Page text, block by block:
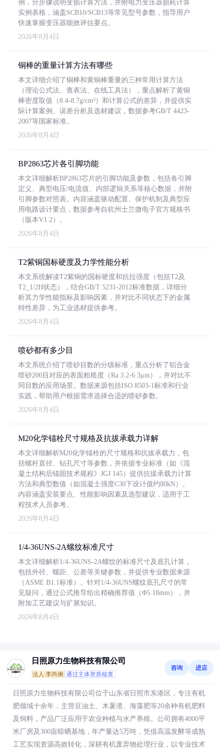
例，分步骤说明变损计算方法，并附电力变压器损耗计算
实例表格，涵盖SCB10/SCB13等常见型号参数，指导用户
快速掌握变压器能效评估要点。
2026年8月4日
铜棒的重量计算方法有哪些
本文详细介绍了铜棒和黄铜棒重量的三种常用计算方法
（理论公式法、查表法、在线工具法），重点解析了黄铜
棒密度取值（8.4-8.7g/cm³）和计算公式的差异，并提供实
际计算案例、误差分析及选材建议，数据参考GB/T 4423-
2007等国家标准。
2026年8月4日
BP2863芯片各引脚功能
本文详细解析BP2863芯片的引脚功能及参数，包括各引脚
定义、典型电压/电流值、内部逻辑关系等核心数据，并附
引脚参数对照表。内容涵盖驱动配置、保护机制及典型应
用电路设计要点，数据参考自杭州士兰微电子官方规格书
（版本V1.2）。
2026年8月4日
T2紫铜国标硬度及力学性能分析
本文系统解读T2紫铜的国标硬度和抗拉强度（包括T2及
T2_1/2H状态），结合GB/T 5231-2012标准数据，详细分
析其力学性能指标及影响因素，并对比不同状态下的金属
特性差异，为工业选材提供参考。
2026年8月4日
喷砂都有多少目
本文系统介绍了喷砂目数的分级标准，重点分析了铝合金
喷砂200目对应的表面粗糙度（Ra 3.2-6.3μm），并对比不
同目数的应用场景。数据来源包括ISO 8503-1标准和行业
实践，帮助用户根据需求选择合适的喷砂参数。
2026年8月4日
M20化学锚栓尺寸规格及抗拔承载力详解
本文详细解析M20化学锚栓的尺寸规格和抗拔承载力，包
括螺杆直径、钻孔尺寸等参数，并依据专业标准（如《混
凝土结构后锚固技术规程》JGJ 145）提供抗拔承载力计算
方法和典型数值（如混凝土强度C30下设计值约80kN）。
内容涵盖安装要点、性能影响因素及选型建议，适用于工
程技术人员参考。
2026年8月4日
1/4-36UNS-2A螺纹标准尺寸
本文详细解析1/4-36UNS-2A螺纹的标准尺寸及底孔计算，
包括外径、螺距、公差等关键参数，并提供专业数据来源
（ASME B1.1标准）。针对1/4-36UNS螺纹底孔尺寸的常
见疑问，通过公式推导给出精确推荐值（Φ5.18mm），并
附加工艺建议与扩展知识。
2026年8月4日
日照原力生物科技有限公司
法人:李尚俐 通过主体资质核查
咨询 进店
日照原力生物科技有限公司位于山东省日照市东港区，专注有机
肥领域十余年，主营豆油土、木薯渣、海藻肥等20余种有机肥料
及饲料，产品广泛应用于农业种植与水产养殖。公司拥有4000平
米厂房及300亩晾晒基地，年产量达5万吨，凭借高温发酵等成熟
工艺实现资源高效转化，深耕有机废弃物处理行业，以专业技术